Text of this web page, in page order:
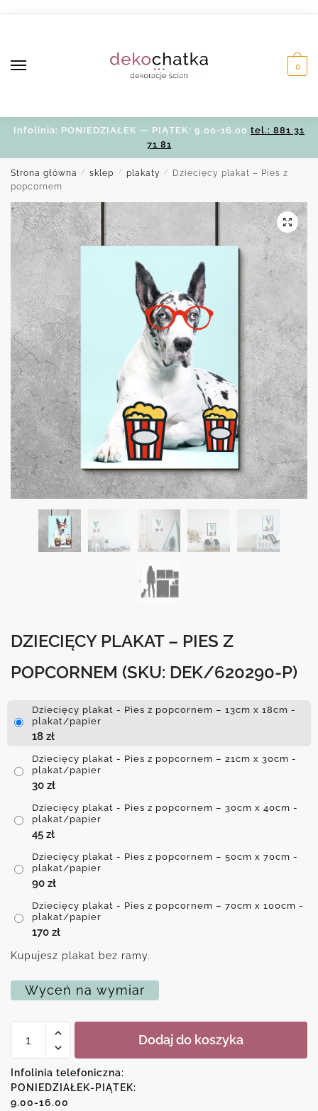
0
Infolinia: PONIEDZIAŁEK — PIĄTEK: 9.00-16.00 tel.: 881 31
71 81
Strona główna / sklep / plakaty /
Dziecięcy plakat – Pies z
popcornem
DZIECIĘCY PLAKAT – PIES Z
POPCORNEM (SKU: DEK/620290-P)
Dziecięcy plakat - Pies z popcornem – 13cm x 18cm -
plakat/papier
18 zł
Dziecięcy plakat - Pies z popcornem – 21cm x 30cm -
plakat/papier
30 zł
Dziecięcy plakat - Pies z popcornem – 30cm x 40cm -
plakat/papier
45 zł
Dziecięcy plakat - Pies z popcornem – 50cm x 70cm -
plakat/papier
90 zł
Dziecięcy plakat - Pies z popcornem – 70cm x 100cm -
plakat/papier
170 zł
Kupujesz plakat bez ramy.
Wyceń na wymiar
Dziecięcy
Pies
z
popcornem
Dodaj do koszyka
Infolinia telefoniczna:
PONIEDZIAŁEK-PIĄTEK:
9.00-16.00